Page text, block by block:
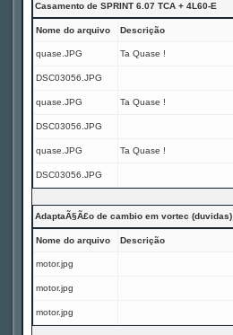
Casamento de SPRINT 6.07 TCA + 4L60-E
Nome do arquivo Descrição
quase.JPG Ta Quase !
DSC03056.JPG
quase.JPG Ta Quase !
DSC03056.JPG
quase.JPG Ta Quase !
DSC03056.JPG
AdaptaÃ§Ã£o de cambio em vortec (duvidas)
Nome do arquivo Descrição
motor.jpg
motor.jpg
motor.jpg